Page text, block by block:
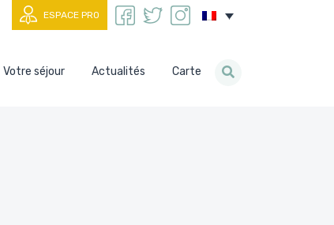
ESPACE PRO
Votre séjour Actualités Carte